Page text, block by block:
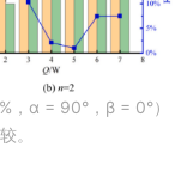
α = 90°，β = 0°）
。